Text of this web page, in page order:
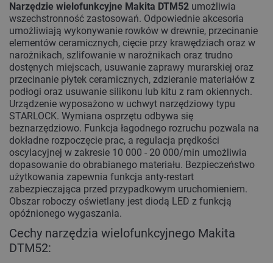
Narzędzie wielofunkcyjne Makita DTM52 umożliwia
wszechstronność zastosowań. Odpowiednie akcesoria
umożliwiają wykonywanie rowków w drewnie, przecinanie
elementów ceramicznych, cięcie przy krawędziach oraz w
narożnikach, szlifowanie w narożnikach oraz trudno
dostęnych miejscach, usuwanie zaprawy murarskiej oraz
przecinanie płytek ceramicznych, zdzieranie materiałów z
podłogi oraz usuwanie silikonu lub kitu z ram okiennych.
Urządzenie wyposażono w uchwyt narzędziowy typu
STARLOCK. Wymiana osprzętu odbywa się
beznarzędziowo. Funkcja łagodnego rozruchu pozwala na
dokładne rozpoczęcie prac, a regulacja prędkości
oscylacyjnej w zakresie 10 000 - 20 000/min umożliwia
dopasowanie do obrabianego materiału. Bezpieczeństwo
użytkowania zapewnia funkcja anty-restart
zabezpieczająca przed przypadkowym uruchomieniem.
Obszar roboczy oświetlany jest diodą LED z funkcją
opóźnionego wygaszania.
Cechy narzędzia wielofunkcyjnego Makita
DTM52: